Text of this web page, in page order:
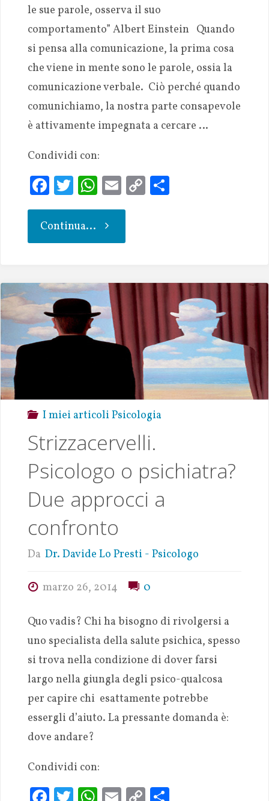
le sue parole, osserva il suo
comportamento” Albert Einstein Quando
si pensa alla comunicazione, la prima cosa
che viene in mente sono le parole, ossia la
comunicazione verbale. Ciò perché quando
comunichiamo, la nostra parte consapevole
è attivamente impegnata a cercare …
Condividi con:
Fa
ce
b
oo
T
w
it
te
W
h
at
s
p
p
E
m
l
C
n
k
S
Continua...
I miei articoli Psicologia
Strizzacervelli.
Psicologo o psichiatra?
Due approcci a
confronto
Da Dr. Davide Lo Presti - Psicologo
marzo 26, 2014 0
Quo vadis? Chi ha bisogno di rivolgersi a
uno specialista della salute psichica, spesso
si trova nella condizione di dover farsi
largo nella giungla degli psico-qualcosa
per capire chi esattamente potrebbe
essergli d’aiuto. La pressante domanda è:
dove andare?
Condividi con: